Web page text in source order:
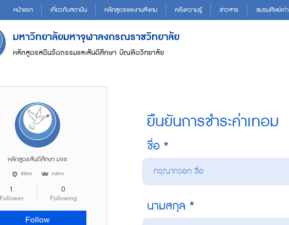
หน้าแรก เกี่ยวกับสถาบัน หลักสูตรและงานสังคม คลังความรู้ ข่าวสาร ชมรมศิษย์เก่า
มหาวิทยาลัยมหาจุฬาลงกรณราชวิทยาลัย
หลักสูตรสตินวัตกรรมและสันติศึกษา บัณฑิตวิทยาลัย
ยืนยันการชำระค่าเทอม
ชื่อ
นามสกุล
หลักสูตรสันติศึกษา มจร
Editor Admin
1
Follower
0
Following
Follow